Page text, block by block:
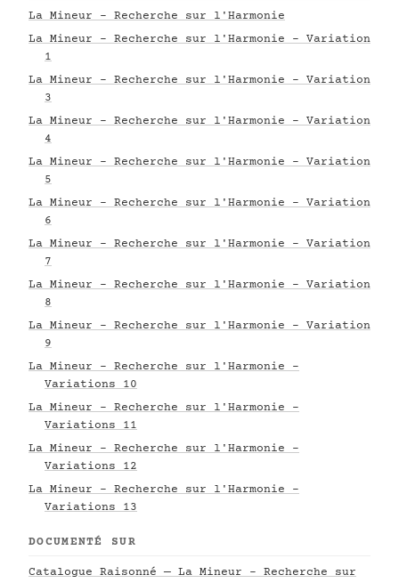
La Mineur - Recherche sur l'Harmonie
La Mineur - Recherche sur l'Harmonie - Variation
1
La Mineur - Recherche sur l'Harmonie - Variation
3
La Mineur - Recherche sur l'Harmonie - Variation
4
La Mineur - Recherche sur l'Harmonie - Variation
5
La Mineur - Recherche sur l'Harmonie - Variation
6
La Mineur - Recherche sur l'Harmonie - Variation
7
La Mineur - Recherche sur l'Harmonie - Variation
8
La Mineur - Recherche sur l'Harmonie - Variation
9
La Mineur - Recherche sur l'Harmonie -
Variations 10
La Mineur - Recherche sur l'Harmonie -
Variations 11
La Mineur - Recherche sur l'Harmonie -
Variations 12
La Mineur - Recherche sur l'Harmonie -
Variations 13
DOCUMENTÉ SUR
Catalogue Raisonné — La Mineur - Recherche sur